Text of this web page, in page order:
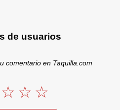
de usuarios
comentario en Taquilla.com